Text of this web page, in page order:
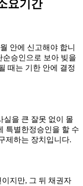
요기간
안에 신고해야 합니
순승인으로 보아 빚을
때는 기한 안에 결정
실을 큰 잘못 없이 몰
특별한정승인을 할 수
제하는 장치입니다.
지만, 그 뒤 채권자